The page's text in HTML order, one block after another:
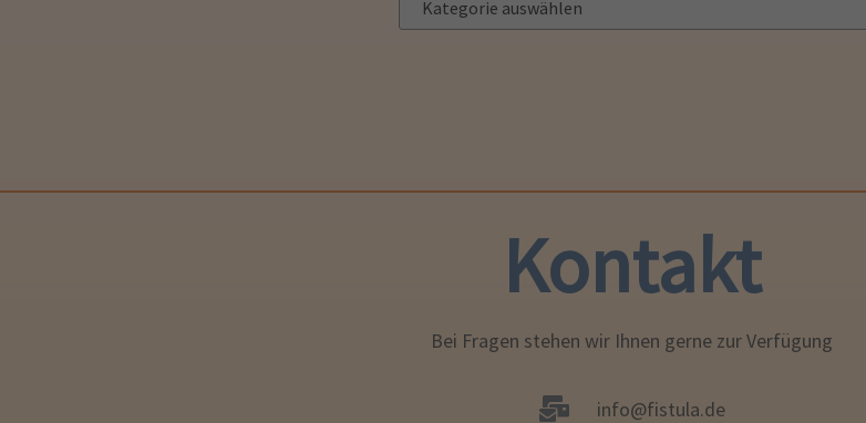
Kontakt
Bei Fragen stehen wir Ihnen gerne zur Verfügung
info@fistula.de